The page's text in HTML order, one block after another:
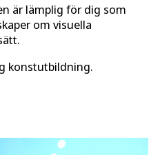
är lämplig för dig som
om visuella
konstutbildning.